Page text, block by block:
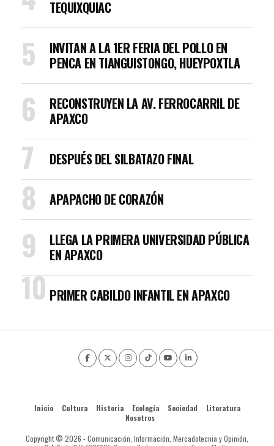
TEQUIXQUIAC
INVITAN A LA 1ER FERIA DEL POLLO EN
PENCA EN TIANGUISTONGO, HUEYPOXTLA
RECONSTRUYEN LA AV. FERROCARRIL DE
APAXCO
DESPUÉS DEL SILBATAZO FINAL
APAPACHO DE CORAZÓN
LLEGA LA PRIMERA UNIVERSIDAD PÚBLICA
EN APAXCO
PRIMER CABILDO INFANTIL EN APAXCO
Inicio Cultura Historia Ecología Sociedad
Literatura
Nosotros
Copyright © 2026 - Comunicación, Información, Mercadotecnia y Opinión,